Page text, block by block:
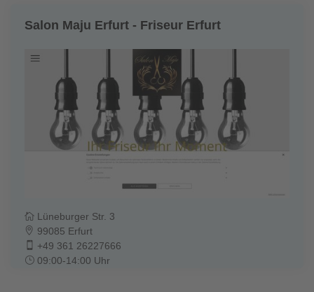
Salon Maju Erfurt - Friseur Erfurt
Lüneburger Str. 3
99085 Erfurt
+49 361 26227666
09:00-14:00 Uhr